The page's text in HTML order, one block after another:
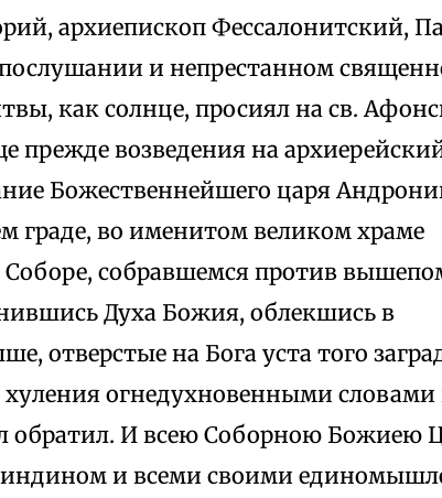
архиепископ Фессалонитский,
и непрестанном
как солнце, просиял на св.
прежде возведения на
Божественнейшего царя
граде, во именитом великом храме
собравшемся против
Духа Божия, облекшись в
отверстые на Бога уста того
хуления огнедухновенными словами
обратил. И всею Соборною Божиею
и всеми своими